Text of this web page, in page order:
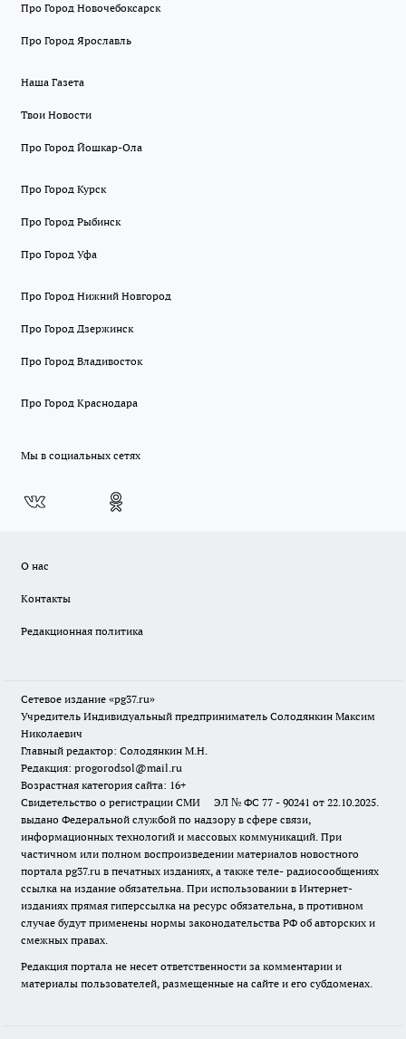
Про Город Новочебоксарск
Про Город Ярославль
Наша Газета
Твои Новости
Про Город Йошкар-Ола
Про Город Курск
Про Город Рыбинск
Про Город Уфа
Про Город Нижний Новгород
Про Город Дзержинск
Про Город Владивосток
Про Город Краснодара
Мы в социальных сетях
О нас
Контакты
Редакционная политика
Сетевое издание «pg37.ru»
Учредитель Индивидуальный предприниматель Солодянкин Максим
Николаевич
Главный редактор: Солодянкин М.Н.
Редакция: progorodsol@mail.ru
Возрастная категория сайта: 16+
Свидетельство о регистрации СМИ ЭЛ № ФС 77 - 90241 от 22.10.2025.
выдано Федеральной службой по надзору в сфере связи,
информационных технологий и массовых коммуникаций. При
частичном или полном воспроизведении материалов новостного
портала pg37.ru в печатных изданиях, а также теле- радиосообщениях
ссылка на издание обязательна. При использовании в Интернет-
изданиях прямая гиперссылка на ресурс обязательна, в противном
случае будут применены нормы законодательства РФ об авторских и
смежных правах.
Редакция портала не несет ответственности за комментарии и
материалы пользователей, размещенные на сайте и его субдоменах.